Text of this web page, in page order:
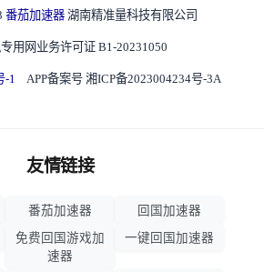
番茄加速器 湖南精准量科技有限公司
用网业务许可证 B1-20231050
-1 APP备案号 湘ICP备2023004234号-3A
友情链接
番茄加速器
回国加速器
免费回国游戏加
速器
一键回国加速器